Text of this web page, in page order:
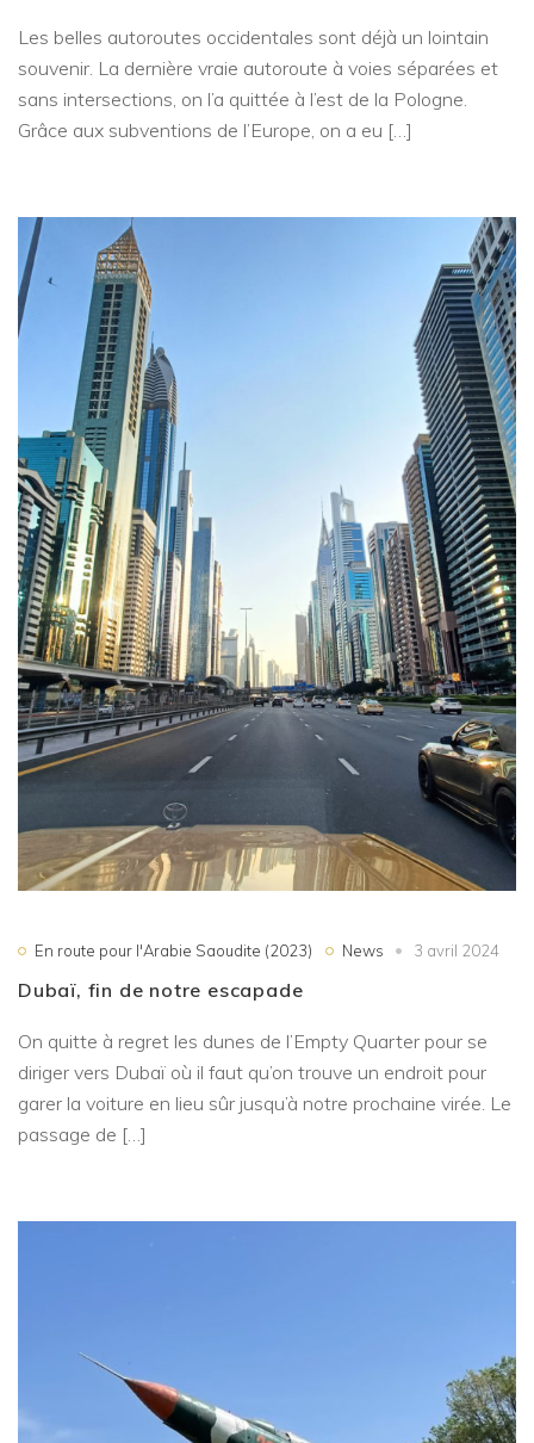
Les belles autoroutes occidentales sont déjà un lointain
souvenir. La dernière vraie autoroute à voies séparées et
sans intersections, on l’a quittée à l’est de la Pologne.
Grâce aux subventions de l’Europe, on a eu […]
En route pour l'Arabie Saoudite (2023) News 3 avril 2024
Dubaï, fin de notre escapade
On quitte à regret les dunes de l’Empty Quarter pour se
diriger vers Dubaï où il faut qu’on trouve un endroit pour
garer la voiture en lieu sûr jusqu’à notre prochaine virée. Le
passage de […]